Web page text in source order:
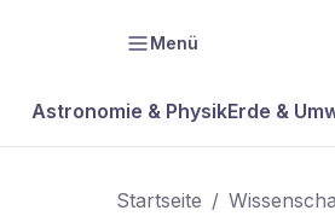
Menü
Astronomie & PhysikErde &
Startseite /